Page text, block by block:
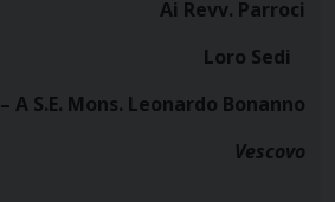
Ai Revv. Parroci
Loro Sedi
– A S.E. Mons. Leonardo Bonanno
Vescovo